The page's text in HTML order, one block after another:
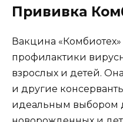
Прививка
Вакцина
профилактики
взрослых и детей.
и другие
идеальным выбором